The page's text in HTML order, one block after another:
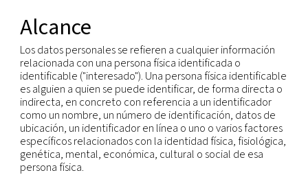
En este aviso de privacidad se explica la forma
Grupo y sus filiales recopilamos, utilizamos y
la información personal que nos proporcione o
otro modo, pudiésemos obtener o generar
("información personal").
Los detalles específicos del país se encuentran
inferior de la página.